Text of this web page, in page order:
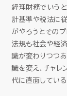
経理財務でいう
計基準や税法に
がやろうとその
法規も社会や経
識が変わりつつ
識を変え、チャ
代に直面している